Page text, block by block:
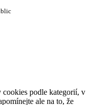
cookies podle kategorií, v
ale na to, že